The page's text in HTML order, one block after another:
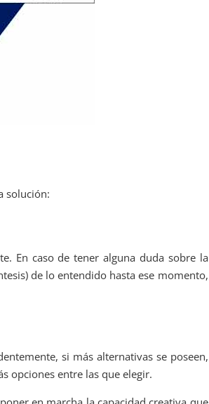
solución:
En caso de tener alguna duda sobre la
de lo entendido hasta ese momento,
si más alternativas se poseen,
opciones entre las que elegir.